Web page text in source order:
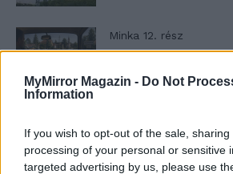
MyMirror Magazin - Do Not
Information
If you wish to opt-out of the sale,
processing of your personal or sensitive
targeted advertising by us, please use
Minka 12. rész